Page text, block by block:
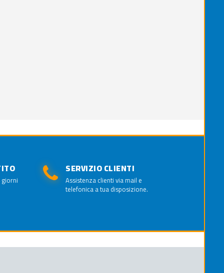
SERVIZIO CLIENTI
Assistenza clienti via mail e
telefonica a tua disposizione.